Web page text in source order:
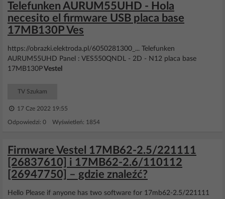
Telefunken AURUM55UHD - Hola
necesito el firmware USB placa base
17MB130P Ves
https://obrazki.elektroda.pl/6050281300_... Telefunken
AURUM55UHD Panel : VES550QNDL - 2D - N12 placa base
17MB130PVestel
TV Szukam
17 Cze 2022 19:55
Odpowiedzi: 0 Wyświetleń: 1854
Firmware Vestel 17MB62-2.5/221111
[26837610] i 17MB62-2.6/110112
[26947750] – gdzie znaleźć?
Hello Please if anyone has two software for 17mb62-2.5/221111